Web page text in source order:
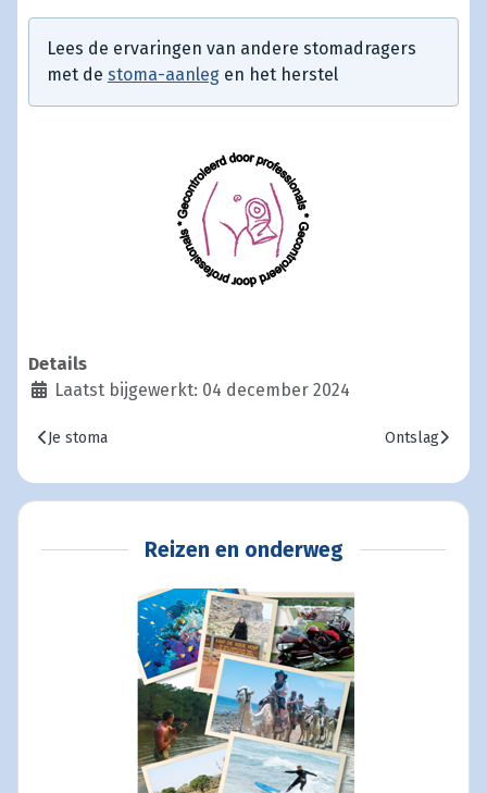
Lees de ervaringen van andere stomadragers
met de stoma-aanleg en het herstel
Details
Laatst bijgewerkt: 04 december 2024
Vorig artikel: Je stoma
Je stoma Volgende
Ontslag
Reizen en onderweg